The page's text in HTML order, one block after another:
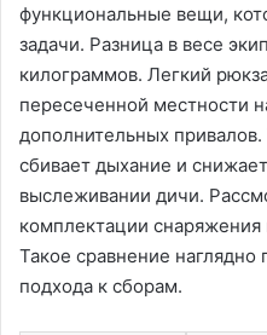
функциональные вещи,
задачи. Разница в весе
килограммов. Легкий
пересеченной местности
дополнительных
сбивает дыхание и
выслеживании дичи.
комплектации
Такое сравнение
подхода к сборам.